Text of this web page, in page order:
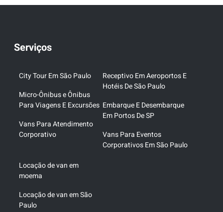
Serviços
City Tour Em São Paulo
Micro-Ônibus e Ônibus
Para Viagens E Excursões
Vans Para Atendimento
Corporativo
Receptivo Em Aeroportos E
Hotéis De São Paulo
Embarque E Desembarque
Em Portos De SP
Vans Para Eventos
Corporativos Em São Paulo
Locação de van em
moema
Locação de van em São
Paulo